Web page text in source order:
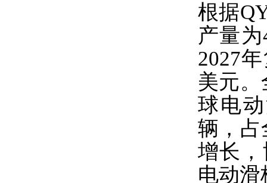
根据
产量
2027
美元。
球电
辆，占
增长
电动滑